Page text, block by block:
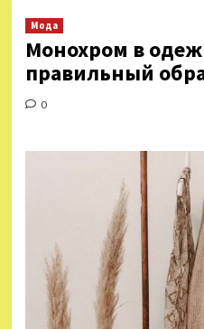
Мода
Монохром в
правильный
0